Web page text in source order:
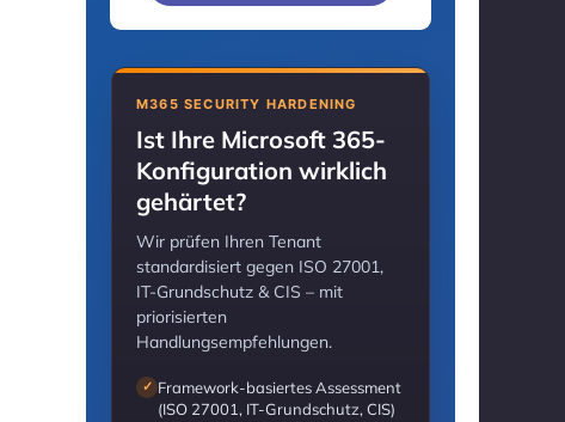
M365 SECURITY HARDENING
Ist Ihre Microsoft 365-
Konfiguration wirklich
gehärtet?
Wir prüfen Ihren Tenant
standardisiert gegen ISO 27001,
IT-Grundschutz & CIS – mit
priorisierten
Handlungsempfehlungen.
✓ Framework-basiertes Assessment
(ISO 27001, IT-Grundschutz, CIS)